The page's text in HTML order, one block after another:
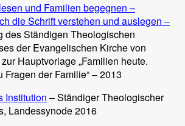
und Familien begegnen –
die Schrift verstehen und auslegen –
des Ständigen Theologischen
der Evangelischen Kirche von
Hauptvorlage „Familien heute.
Fragen der Familie“ – 2013
Institution – Ständiger Theologischer
Landessynode 2016